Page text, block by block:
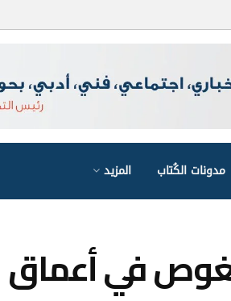
مدونات الكُتاب المزيد
في أعماق